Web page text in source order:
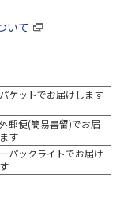
いて
ケットでお届けします
郵便(簡易書留)でお届
す
パックライトでお届け